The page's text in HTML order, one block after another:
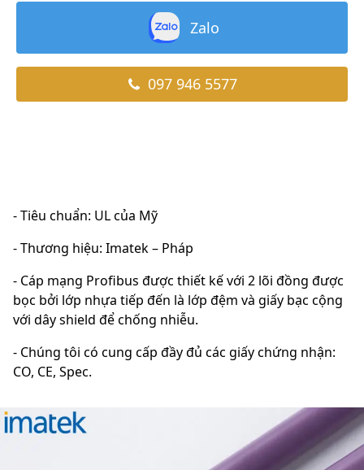
Zalo
097 946 5577
- Tiêu chuẩn: UL của Mỹ
- Thương hiệu: Imatek – Pháp
- Cáp mạng Profibus được thiết kế với 2 lõi đồng được
bọc bởi lớp nhựa tiếp đến là lớp đệm và giấy bạc cộng
với dây shield để chống nhiễu.
- Chúng tôi có cung cấp đầy đủ các giấy chứng nhận:
CO, CE, Spec.